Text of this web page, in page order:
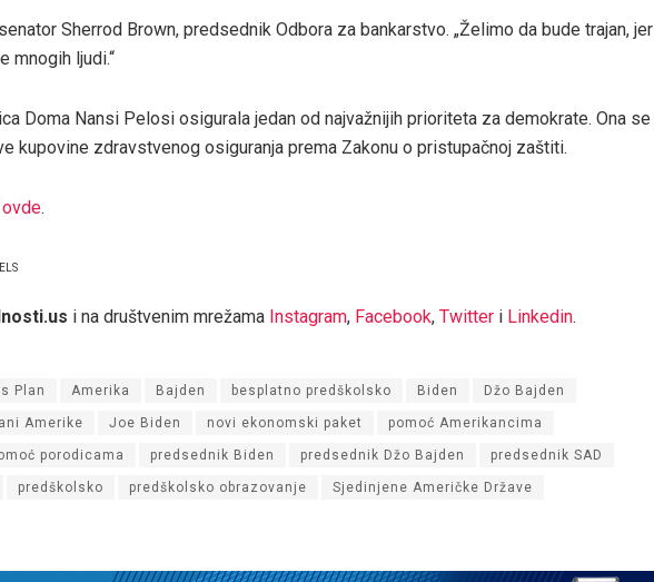
Sherrod Brown, predsednik Odbora za bankarstvo. „Želimo da bude trajan, jer
mnogih ljudi.“
Doma Nansi Pelosi osigurala jedan od najvažnijih prioriteta za demokrate. Ona se
kupovine zdravstvenog osiguranja prema Zakonu o pristupačnoj zaštiti.
ovde.
i na društvenim mrežama Instagram, Facebook, Twitter i Linkedin.
Plan Amerika Bajden besplatno predškolsko Biden Džo Bajden
Amerike Joe Biden novi ekonomski paket pomoć Amerikancima
porodicama predsednik Biden predsednik Džo Bajden predsednik SAD
predškolsko predškolsko obrazovanje Sjedinjene Američke Države